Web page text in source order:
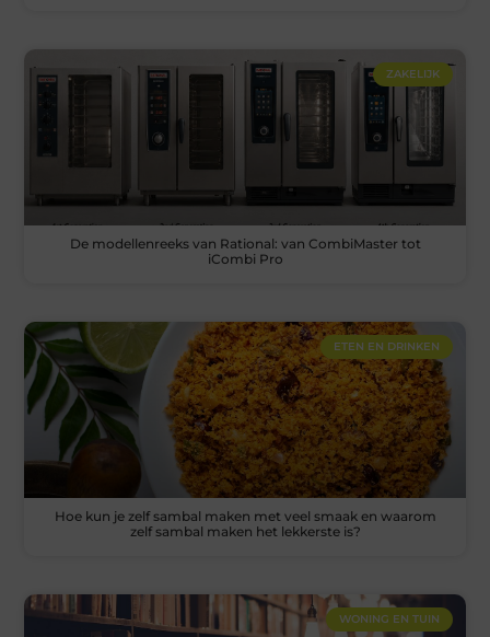
ZAKELIJK
De modellenreeks van Rational: van CombiMaster tot
iCombi Pro
ETEN EN DRINKEN
Hoe kun je zelf sambal maken met veel smaak en waarom
zelf sambal maken het lekkerste is?
WONING EN TUIN